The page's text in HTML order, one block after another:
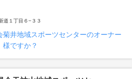
道１丁目６−３３
井地域スポーツセンターのオーナー
様ですか？